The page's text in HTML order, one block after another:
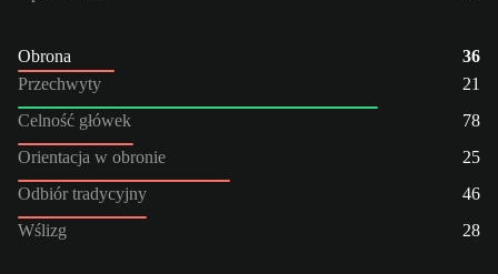
Obrona
36
Przechwyty
21
Celność główek
78
Orientacja w obronie
25
Odbiór tradycyjny
46
Wślizg
28